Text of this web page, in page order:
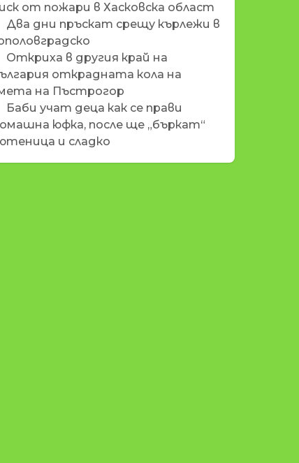
от пожари в Хасковска област
Два дни пръскат срещу кърлежи в
Откриха в другия край на
открадната кола на
на Пъстрогор
Баби учат деца как се прави
юфка, после ще „бъркат“
и сладко